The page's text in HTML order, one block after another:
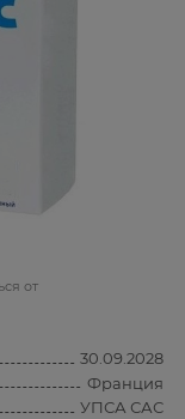
от
30.09.2028
Франция
УПСА САС